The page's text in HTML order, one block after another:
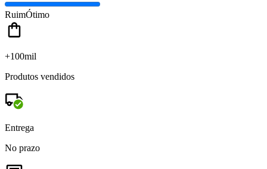
RuimÓtimo
+100mil
Produtos vendidos
Entrega
No prazo